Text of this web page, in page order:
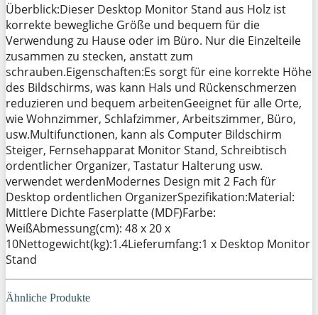
Überblick:Dieser Desktop Monitor Stand aus Holz ist
korrekte bewegliche Größe und bequem für die
Verwendung zu Hause oder im Büro. Nur die Einzelteile
zusammen zu stecken, anstatt zum
schrauben.Eigenschaften:Es sorgt für eine korrekte Höhe
des Bildschirms, was kann Hals und Rückenschmerzen
reduzieren und bequem arbeitenGeeignet für alle Orte,
wie Wohnzimmer, Schlafzimmer, Arbeitszimmer, Büro,
usw.Multifunctionen, kann als Computer Bildschirm
Steiger, Fernsehapparat Monitor Stand, Schreibtisch
ordentlicher Organizer, Tastatur Halterung usw.
verwendet werdenModernes Design mit 2 Fach für
Desktop ordentlichen OrganizerSpezifikation:Material:
Mittlere Dichte Faserplatte (MDF)Farbe:
WeißAbmessung(cm): 48 x 20 x
10Nettogewicht(kg):1.4Lieferumfang:1 x Desktop Monitor
Stand
Ähnliche Produkte